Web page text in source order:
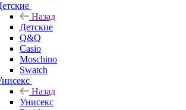
Назад
Детские
Q&Q
Casio
Moschino
Swatch
Назад
Унисекс